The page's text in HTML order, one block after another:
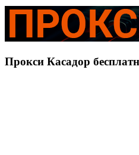
Прокси Касадор